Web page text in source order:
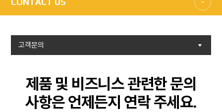
고객문의
제품 및 비즈니스 관련한 문의
사항은 언제든지 연락 주세요.